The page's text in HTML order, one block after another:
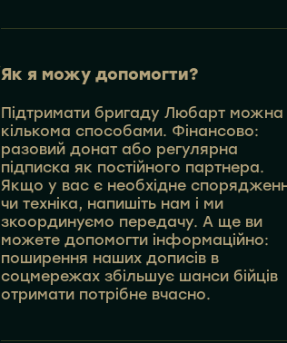
Як я можу допомогти?
Підтримати бригаду Любарт можна
кількома способами. Фінансово:
разовий донат або регулярна
підписка як постійного партнера.
Якщо у вас є необхідне
чи техніка, напишіть нам і ми
зкоординуємо передачу. А ще ви
можете допомогти інформаційно:
поширення наших дописів в
соцмережах збільшує шанси бійців
отримати потрібне вчасно.